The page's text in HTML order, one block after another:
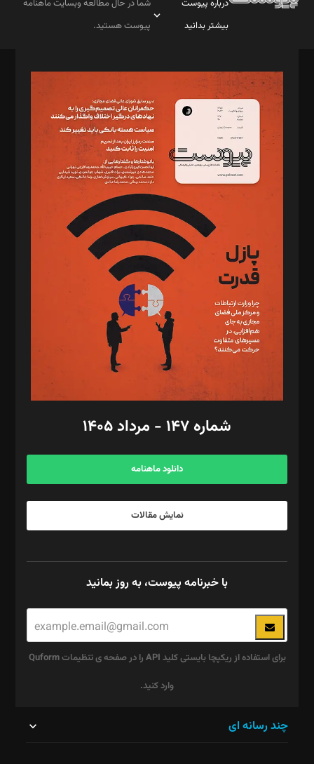
درباره پیوست
بیشتر بدانید
شما در حال مطالعه وبسایت ماهنامه
پیوست هستید.
مدیر مسئول: محمدباقر اثنی‌عشری
سردبیر: مهرک محمودی
دبیر تحریریه: میثم قاسمی
د‌بیر ناداستان: سمانه سمیع
د‌بیر خدمت و تجارت: ابوالفضل رجبی
د‌بیر حقوق فناوری: حسام‌الدین ایپکچی
د‌بیر پیوست جهان: مینا پاکدل
د‌بیر تحریریه آنلاین: بابک نقاش
تحریریه‌: مجتبی محمود‌ی، آرش برهمند، یسنا امان‌پور، سروش کرمیان،
مصطفی مسجدی آرانی، ابوالفضل رجبی، زهرا فکرانه، فائزه فتحی
رستمی،مصطفی باستان
ویرایش: نگار استاد‌‌آقا
طراح یونیفرم: مجید توکلی
فیلمبرداری و عکاسی: امیر شفیعی، مانی لطفی زاده
گرافیک و صفحه‌آرایی: سید‌سبحان‌علی ثابت
مد‌یر توسعه تجاری: کامبیز برید‌
امور مالی: شاپور رهبری، محمد‌ کاظمی‌نیا
آگهی و مشترکین: ۰۹۱۹۹۹۹۰۴۵۴
شماره ۱۴۷ - مرداد ۱۴۰۵
دانلود ماهنامه
نمایش مقالات
با خبرنامه پیوست، به روز بمانید
برای استفاده از ریکپچا بایستی کلید API را در صفحه ی تنظیمات Quform
وارد کنید.
چند رسانه ای